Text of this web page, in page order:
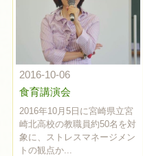
2016-10-06
食育講演会
2016年10月5日に宮崎県立宮
崎北高校の教職員約50名を対
象に、ストレスマネージメン
トの観点か...